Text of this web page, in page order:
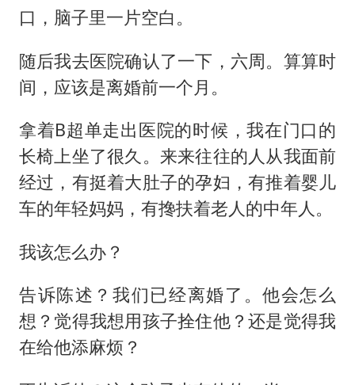
口，脑子里一片空白。
随后我去医院确认了一下，六周。算算时
间，应该是离婚前一个月。
拿着B超单走出医院的时候，我在门口的
长椅上坐了很久。来来往往的人从我面前
经过，有挺着大肚子的孕妇，有推着婴儿
车的年轻妈妈，有搀扶着老人的中年人。
我该怎么办？
告诉陈述？我们已经离婚了。他会怎么
想？觉得我想用孩子拴住他？还是觉得我
在给他添麻烦？